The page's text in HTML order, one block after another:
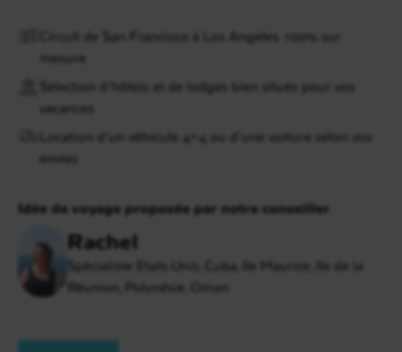
Circuit de San Francisco à Los Angeles 100% sur
mesure
Sélection d’hôtels et de lodges bien situés pour vos
vacances
Location d’un véhicule 4×4 ou d’une voiture selon vos
envies
Idée de voyage proposée par notre conseiller
Rachel
Spécialiste Etats-Unis, Cuba, Ile Maurice, Ile de la
Réunion, Polynésie, Oman